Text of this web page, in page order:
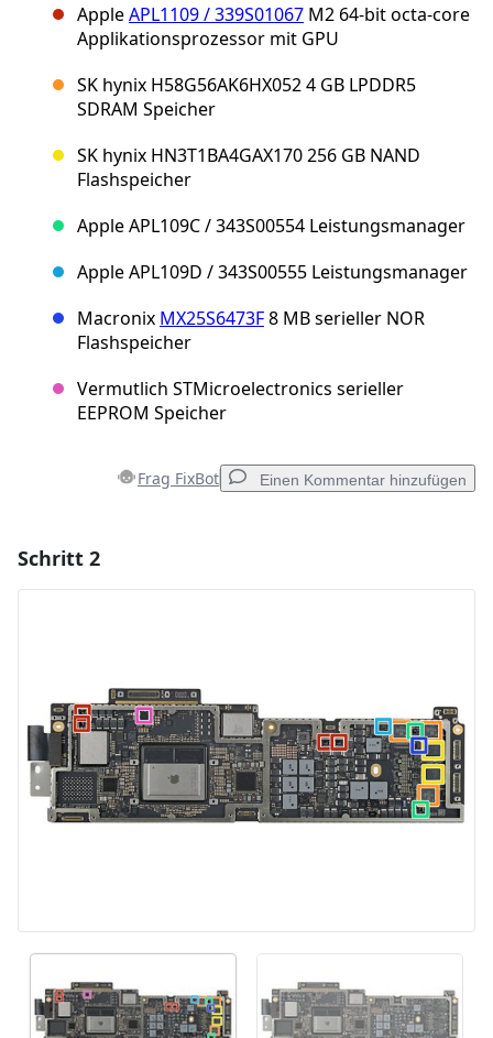
AppleAPL1109 / 339S01067 M2 64-bit octa-core
Applikationsprozessor mit GPU
SK hynix H58G56AK6HX052 4 GB LPDDR5
SDRAM Speicher
SK hynix HN3T1BA4GAX170 256 GB NAND
Flashspeicher
Apple APL109C / 343S00554 Leistungsmanager
Apple APL109D / 343S00555 Leistungsmanager
Macronix MX25S6473F8 MB serieller NOR
Flashspeicher
Vermutlich STMicroelectronics serieller
EEPROM Speicher
Frag FixBot Einen Kommentar hinzufügen
Abbrechen
Schritt 2